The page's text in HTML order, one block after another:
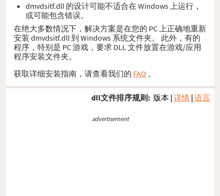
dmvdsitf.dll 的设计可能不适合在 Windows 上运行，
或可能包含错误。
在绝大多数情况下，解决方案是在您的 PC 上正确地重新
安装 dmvdsitf.dll 到 Windows 系统文件夹。 此外，有的
程序，特别是 PC 游戏，要求 DLL 文件放置在游戏/应用
程序安装文件夹。
获取详细安装指南，请查看我们的 FAQ 。
dll文件排序规则: 版本 | 详情 | 语言
advertisement